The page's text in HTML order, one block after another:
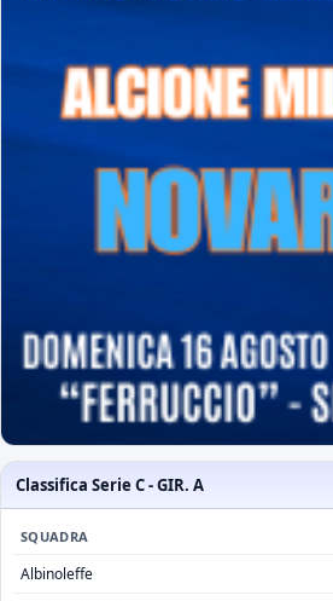
Classifica Serie C - GIR. A
SQUADRA
Albinoleffe